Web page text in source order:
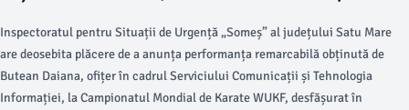
Inspectoratul pentru Situații de Urgență „Someș” al județului Satu Mare
are deosebita plăcere de a anunța performanța remarcabilă obținută de
Butean Daiana, ofițer în cadrul Serviciului Comunicații și Tehnologia
Informației, la Campionatul Mondial de Karate WUKF, desfășurat în